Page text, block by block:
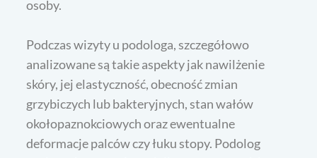
osoby.
Podczas wizyty u podologa, szczegółowo
analizowane są takie aspekty jak nawilżenie
skóry, jej elastyczność, obecność zmian
grzybiczych lub bakteryjnych, stan wałów
okołopaznokciowych oraz ewentualne
deformacje palców czy łuku stopy. Podolog